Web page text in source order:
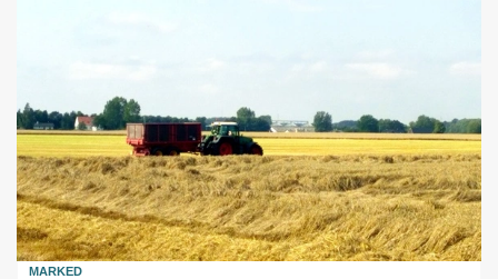
MARKED